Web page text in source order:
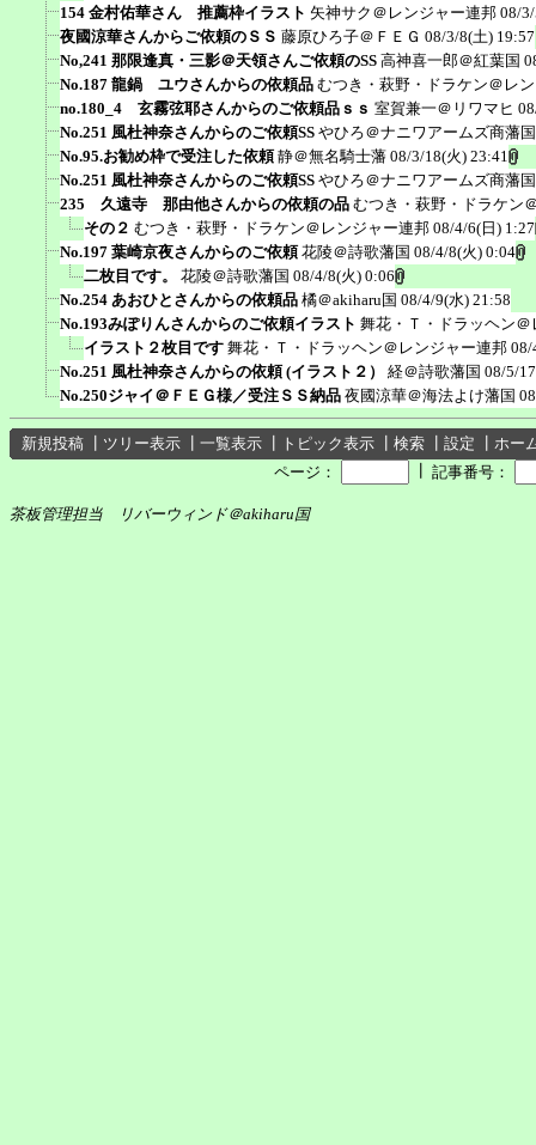
154 金村佑華さん 推薦枠イラスト 矢神サク＠レンジャー連邦 08/
夜國涼華さんからご依頼のＳＳ 藤原ひろ子＠ＦＥＧ 08/3/8(土) 19:57
No,241 那限逢真・三影＠天領さんご依頼のSS 高神喜一郎＠紅葉国
No.187 龍鍋 ユウさんからの依頼品 むつき・萩野・ドラケン＠レ
no.180_4 玄霧弦耶さんからのご依頼品ｓｓ 室賀兼一＠リワマヒ
No.251 風杜神奈さんからのご依頼SS やひろ＠ナニワアームズ商藩国
No.95.お勧め枠で受注した依頼 静＠無名騎士藩 08/3/18(火) 23:41
No.251 風杜神奈さんからのご依頼SS やひろ＠ナニワアームズ商藩国
235 久遠寺 那由他さんからの依頼の品 むつき・萩野・ドラケン
その２ むつき・萩野・ドラケン＠レンジャー連邦 08/4/6(日) 1:27
No.197 葉崎京夜さんからのご依頼 花陵＠詩歌藩国 08/4/8(火) 0:04
二枚目です。
花陵＠詩歌藩国 08/4/8(火) 0:06
No.254 あおひとさんからの依頼品 橘＠akiharu国 08/4/9(水) 21:58
No.193みぽりんさんからのご依頼イラスト 舞花・Ｔ・ドラッヘン
イラスト２枚目です 舞花・Ｔ・ドラッヘン＠レンジャー連邦 08/
No.251 風杜神奈さんからの依頼 (イラスト２）
経＠詩歌藩国 08/5/
No.250ジャイ＠ＦＥＧ様／受注ＳＳ納品 夜國涼華＠海法よけ藩国
新規投稿 ツリー表示 一覧表示 トピック表示 検索 設定
ホー
ページ：
記事番号：
茶板管理担当 リバーウィンド＠akiharu国